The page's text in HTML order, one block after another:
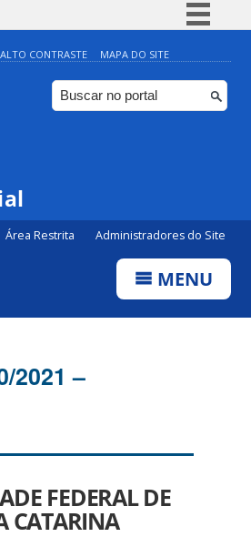
Simplifique!
Comunica BR
Participe
ALTO CONTRASTE MAPA DO SITE
Área Restrita Administradores do Site
MENU
2021 –
FEDERAL DE
CATARINA